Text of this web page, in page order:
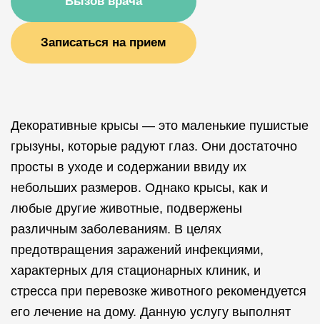
Записаться на прием
Декоративные крысы — это маленькие пушистые
грызуны, которые радуют глаз. Они достаточно
просты в уходе и содержании ввиду их
небольших размеров. Однако крысы, как и
любые другие животные, подвержены
различным заболеваниям. В целях
предотвращения заражений инфекциями,
характерных для стационарных клиник, и
стресса при перевозке животного рекомендуется
его лечение на дому. Данную услугу выполнят